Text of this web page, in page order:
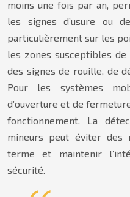
moins une fois par an,
les signes d’usure ou
particulièrement sur les
les zones susceptibles de
des signes de rouille, de
Pour les systèmes
d’ouverture et de
fonctionnement. La
mineurs peut éviter des
terme et maintenir
sécurité.